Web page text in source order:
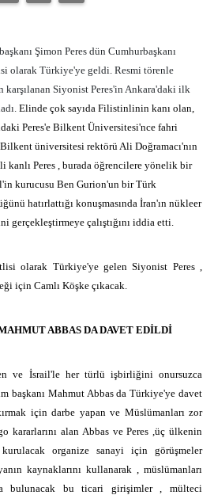
Şimon Peres dün Cumhurbaşkanı
olarak Türkiye'ye geldi. Resmi törenle
karşılanan Siyonist Peres'in Ankara'daki ilk
Elinde çok sayıda Filistinlinin kanı olan,
Peres'e Bilkent Üniversitesi'nce fahri
üniversitesi rektörü Ali Doğramacı'nın
kanlı Peres , burada öğrencilere yönelik bir
kurucusu Ben Gurion'un bir Türk
hatırlattığı konuşmasında İran'ın nükleer
gerçekleştirmeye çalıştığını iddia etti.
olarak Türkiye'ye gelen Siyonist Peres ,
için Camlı Köşke çıkacak.
ABBAS DA DAVET EDİLDİ
ve İsrail'le her türlü işbirliğini onursuzca
başkanı Mahmut Abbas da Türkiye'ye davet
için darbe yapan ve Müslümanları zor
kararlarını alan Abbas ve Peres ,üç ülkenin
kurulacak organize sanayi için görüşmeler
kaynaklarını kullanarak , müslümanları
bulunacak bu ticari girişimler , mülteci